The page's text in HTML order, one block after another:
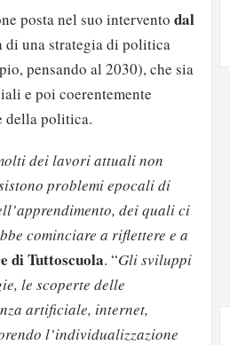
posta nel suo intervento dal
di una strategia di politica
pensando al 2030), che sia
e poi coerentemente
della politica.
dei lavori attuali non
problemi epocali di
dei quali ci
cominciare a riflettere e a
di Tuttoscuola. “Gli sviluppi
le scoperte delle
artificiale, internet,
l’individualizzazione